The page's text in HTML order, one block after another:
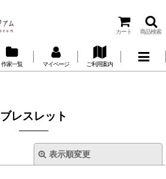
カート 商品検索
作家一覧 マイページ ご利用案内
ブレスレット
表示順変更